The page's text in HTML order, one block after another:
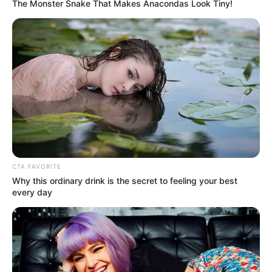
berbagai kompetisi surfing di berbagai negara.
Daftar isi
Karier
Gemala Hanafiah, wanita blasteran tersebut mempunyai hobi
traveling yang bisa dibilang cukup extreme.
Lahir pada tanggal 7 Maret 1980, ia sangat menyukai olahraga
pantai seperti surfing dan diving.
Bahkan saking cintanya dengan olahraga tersebut wanita yang
sering di sapa Al tersebut sering mengikuti kompetisi surfing di
Indonesia bahkan sampai Asia.
Tidak hanya olahraga pantai yang ia tekuni. Semua olahraga
The Monster Snake That Makes Anacondas Look Tiny!
CTA FAVORITE
Why this ordinary drink is the secret to feeling your best
every day